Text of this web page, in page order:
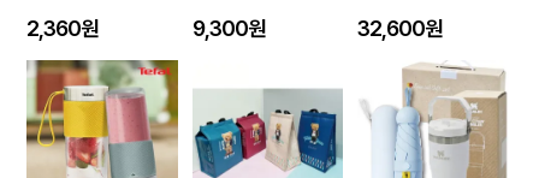
2,360원
9,300원
32,600원